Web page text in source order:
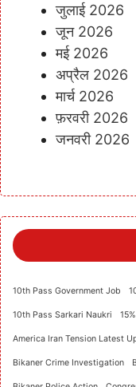
जुलाई 2026
जून 2026
मई 2026
अप्रैल 2026
मार्च 2026
फ़रवरी 2026
जनवरी 2026
10th Pass Government Job
10th Pass Sarkari Naukri
America Iran Tension Latest
Bikaner Crime Investigation